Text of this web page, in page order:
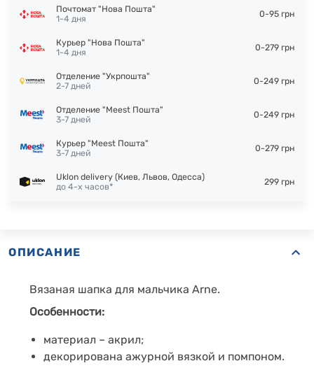
Почтомат "Нова Пошта"
1-4 дня
0-95 грн
Курьер "Нова Пошта"
1-4 дня
0-279 грн
Отделение "Укрпошта"
2-7 дней
0-249 грн
Отделение "Meest Пошта"
3-7 дней
0-249 грн
Курьер "Meest Пошта"
3-7 дней
0-279 грн
Uklon delivery (Киев, Львов, Одесса)
до 4-х часов*
299 грн
ОПИСАНИЕ
Вязаная шапка для мальчика Arne.
Особенности:
материал – акрил;
декорирована ажурной вязкой и помпоном.